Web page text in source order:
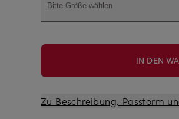
Bitte Größe wählen
IN DEN
Zu Beschreibung, Passform